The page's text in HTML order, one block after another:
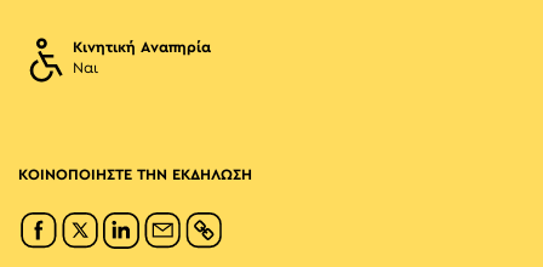
Κινητική Αναπηρία
Ναι
ΚΟΙΝΟΠΟΙΗΣΤΕ ΤΗΝ ΕΚΔΗΛΩΣΗ